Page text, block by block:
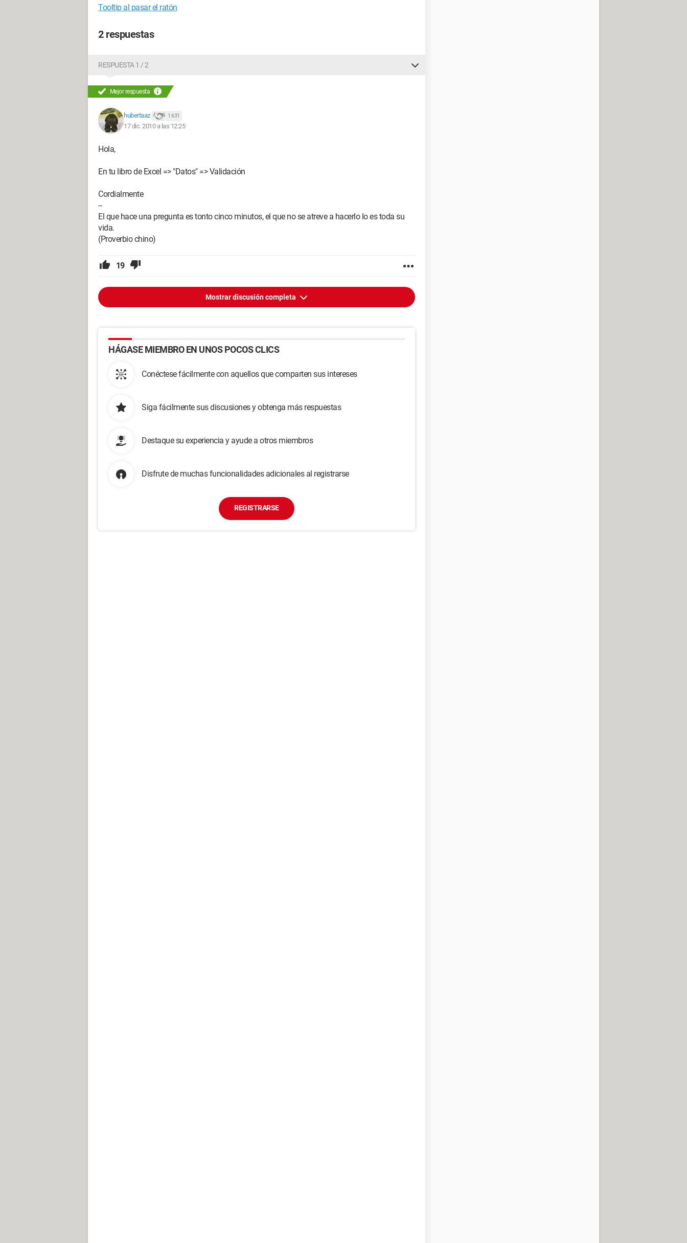
Tooltip al pasar el ratón
2 respuestas
RESPUESTA 1 / 2
Mejor respuesta
hubertaaz 1 631
17 dic. 2010 a las 12:25
Hola,
En tu libro de Excel => "Datos" => Validación
Cordialmente
--
El que hace una pregunta es tonto cinco minutos, el que no se atreve a hacerlo lo es toda su
vida.
(Proverbio chino)
19
Mostrar discusión completa
HÁGASE MIEMBRO EN UNOS POCOS CLICS
Conéctese fácilmente con aquellos que comparten sus intereses
Siga fácilmente sus discusiones y obtenga más respuestas
Destaque su experiencia y ayude a otros miembros
Disfrute de muchas funcionalidades adicionales al registrarse
REGISTRARSE